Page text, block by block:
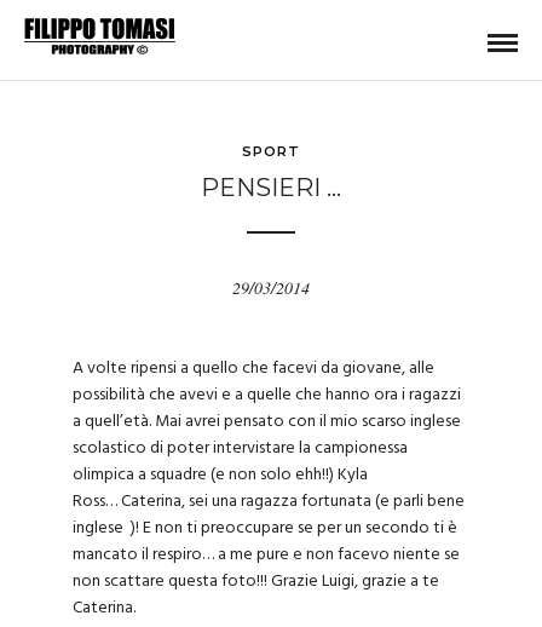
SPORT
PENSIERI …
29/03/2014
A volte ripensi a quello che facevi da giovane, alle
possibilità che avevi e a quelle che hanno ora i ragazzi
a quell’età. Mai avrei pensato con il mio scarso inglese
scolastico di poter intervistare la campionessa
olimpica a squadre (e non solo ehh!!) Kyla
Ross…Caterina, sei una ragazza fortunata (e parli bene
inglese )! E non ti preoccupare se per un secondo ti è
mancato il respiro… a me pure e non facevo niente se
non scattare questa foto!!! GrazieLuigi, grazie a te
Caterina.